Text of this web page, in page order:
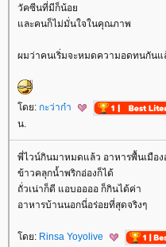
วัคซีนที่มีก็น้อ
ละคนก็ไม่มั่นใจในคุณภาพ
ผมว่าคนเริ่มจะหมดความอดทนกันแ
ดย: กะว่าก๋า
น.
พี่ไวน์กินมาหมดแล้ว อาหารพื้นเมือ
ข้าวคลุกน้ำพริกอ่องก็ได้
ถั่วเน่าก็ดี แอบออออ ก็กินได้ค่า
อาหารบ้านนอกนี่อร่อยที่สุดจริงๆ
ดย: Rinsa Yoyolive